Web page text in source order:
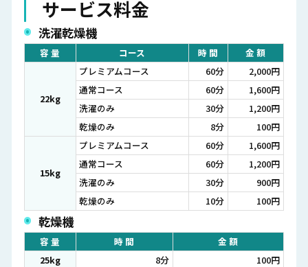
サービス料金
洗濯乾燥機
容 量 コース 時 間 金 額
22kg
プレミアムコース 60分
2,000円
通常コース
60分
1,600円
洗濯のみ
30分
1,200円
乾燥のみ
8分 100円
15kg
プレミアムコース 60分
1,600円
通常コース
60分
1,200円
洗濯のみ
30分
900円
乾燥のみ
10分 100円
乾燥機
容 量 時 間
金 額
25kg
8分
100円